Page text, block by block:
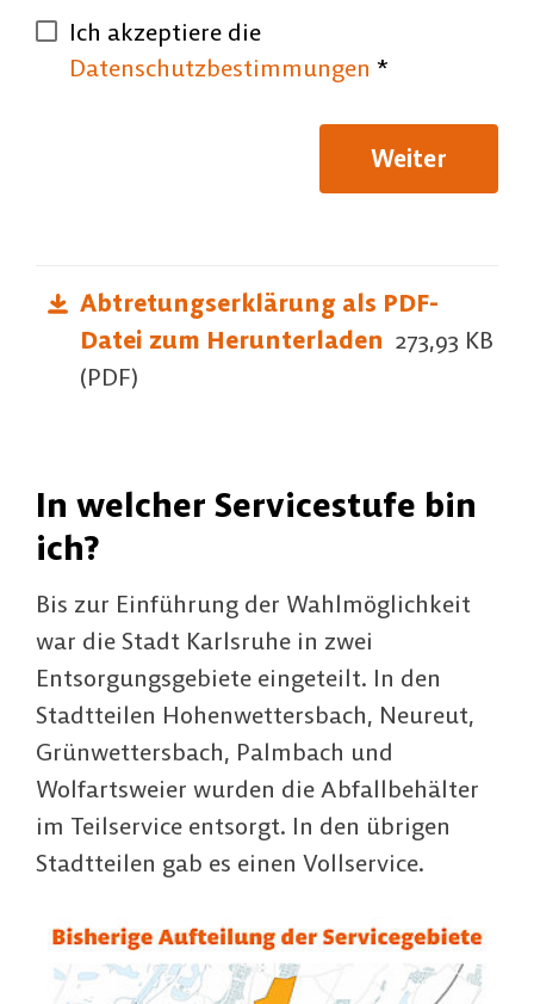
Ich akzeptiere die
Datenschutzbestimmungen *
Weiter
Abtretungserklärung als PDF-
Datei zum Herunterladen 273,93 KB
(PDF)
In welcher Servicestufe bin
ich?
Bis zur Einführung der Wahlmöglichkeit
war die Stadt Karlsruhe in zwei
Entsorgungsgebiete eingeteilt. In den
Stadtteilen Hohenwettersbach, Neureut,
Grünwettersbach, Palmbach und
Wolfartsweier wurden die Abfallbehälter
im Teilservice entsorgt. In den übrigen
Stadtteilen gab es einen Vollservice.